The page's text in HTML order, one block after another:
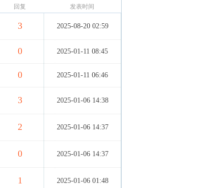
回复 发表时间
3 2025-08-20 02:59
0 2025-01-11 08:45
0 2025-01-11 06:46
3 2025-01-06 14:38
2 2025-01-06 14:37
0 2025-01-06 14:37
1 2025-01-06 01:48